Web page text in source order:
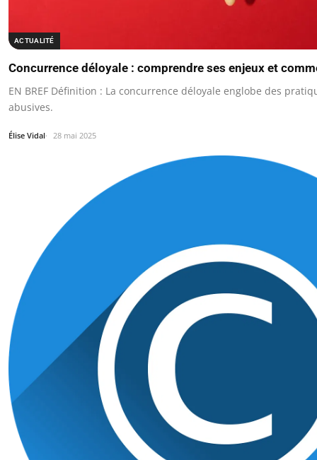
ACTUALITÉ
Concurrence déloyale : comprendre ses enjeux et
EN BREF Définition : La concurrence déloyale englobe des
abusives.
Élise Vidal 28 mai 2025